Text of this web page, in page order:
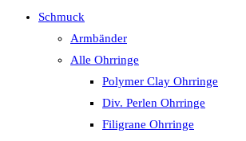
Schmuck
Armbänder
Alle Ohrringe
Polymer Clay Ohrringe
Div. Perlen Ohrringe
Filigrane Ohrringe